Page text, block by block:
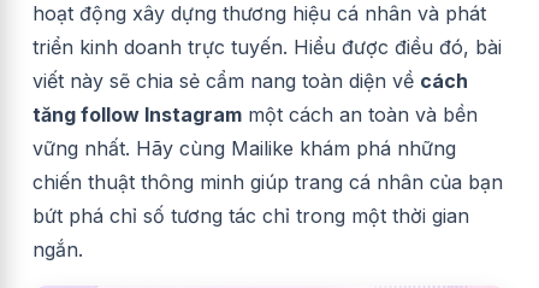
hoạt động xây dựng thương hiệu cá nhân và phát
triển kinh doanh trực tuyến. Hiểu được điều đó, bài
viết này sẽ chia sẻ cẩm nang toàn diện về cách
tăng follow Instagram một cách an toàn và bền
vững nhất. Hãy cùng Mailike khám phá những
chiến thuật thông minh giúp trang cá nhân của bạn
bứt phá chỉ số tương tác chỉ trong một thời gian
ngắn.